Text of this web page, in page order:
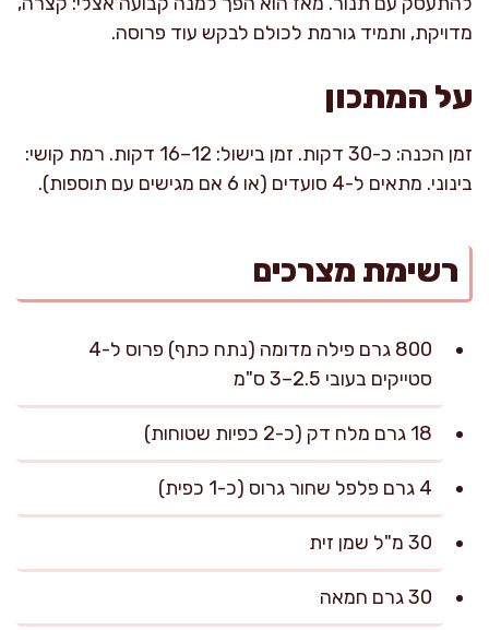
מדויקת, ותמיד גורמת לכולם לבקש עוד פרוסה.
על המתכון
זמן הכנה: כ-30 דקות. זמן בישול: 12–16 דקות. רמת קושי:
בינוני. מתאים ל-4 סועדים (או 6 אם מגישים עם תוספות).
רשימת מצרכים
800 גרם פילה מדומה (נתח כתף) פרוס ל-4
סטייקים בעובי 2.5–3 ס"מ
18 גרם מלח דק (כ-2 כפיות שטוחות)
4 גרם פלפל שחור גרוס (כ-1 כפית)
30 מ"ל שמן זית
30 גרם חמאה